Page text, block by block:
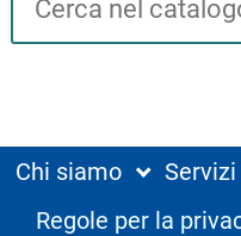
Chi siamo Servizi
Regole per la